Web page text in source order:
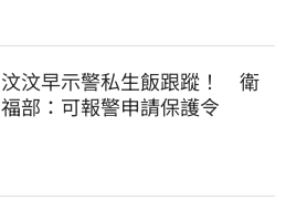
汶汶早示警私生飯跟蹤！ 衛
福部：可報警申請保護令